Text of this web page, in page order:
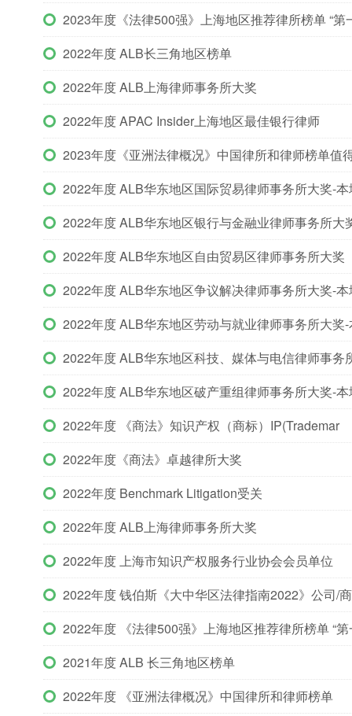
2023年度《法律500强》上海地区推荐律所榜单 “第
2022年度 ALB长三角地区榜单
2022年度 ALB上海律师事务所大奖
2022年度 APAC Insider上海地区最佳银行律师
2023年度《亚洲法律概况》中国律所和律师榜单值
2022年度 ALB华东地区国际贸易律师事务所大奖-本
2022年度 ALB华东地区银行与金融业律师事务所大
2022年度 ALB华东地区自由贸易区律师事务所大奖
2022年度 ALB华东地区争议解决律师事务所大奖-本
2022年度 ALB华东地区劳动与就业律师事务所大奖
2022年度 ALB华东地区科技、媒体与电信律师事务
2022年度 ALB华东地区破产重组律师事务所大奖-本
2022年度 《商法》知识产权（商标）IP(Trademar
2022年度《商法》卓越律所大奖
2022年度 Benchmark Litigation受关
2022年度 ALB上海律师事务所大奖
2022年度 上海市知识产权服务行业协会会员单位
2022年度 钱伯斯《大中华区法律指南2022》公司/
2022年度 《法律500强》上海地区推荐律所榜单 “
2021年度 ALB 长三角地区榜单
2022年度 《亚洲法律概况》中国律所和律师榜单